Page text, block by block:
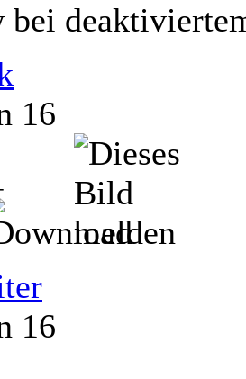
bei
16
16